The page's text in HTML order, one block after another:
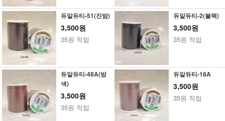
듀알듀티-51(진밤)
3,500원
35원 적립
듀알듀티-2(블랙)
3,500원
35원 적립
듀알듀티-48A(밤
색)
3,500원
35원 적립
듀알듀티-18A
3,500원
35원 적립